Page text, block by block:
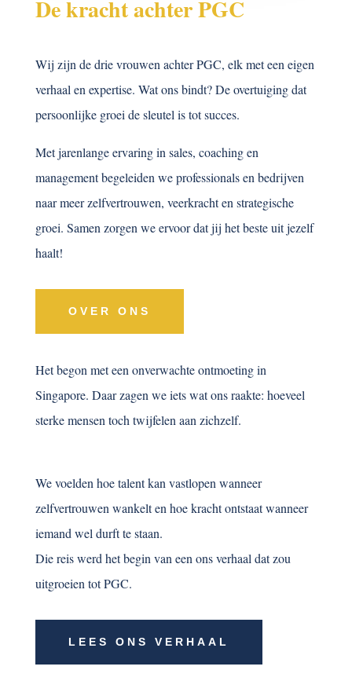
De kracht achter PGC
Wij zijn de drie vrouwen achter PGC, elk met een eigen
verhaal en expertise. Wat ons bindt? De overtuiging dat
persoonlijke groei de sleutel is tot succes.
Met jarenlange ervaring in sales, coaching en
management begeleiden we professionals en bedrijven
naar meer zelfvertrouwen, veerkracht en strategische
groei. Samen zorgen we ervoor dat jij het beste uit jezelf
haalt!
OVER ONS
Het begon met een onverwachte ontmoeting in
Singapore. Daar zagen we iets wat ons raakte: hoeveel
sterke mensen toch twijfelen aan zichzelf.
We voelden hoe talent kan vastlopen wanneer
zelfvertrouwen wankelt en hoe kracht ontstaat wanneer
iemand wel durft te staan.
Die reis werd het begin van een ons verhaal dat zou
uitgroeien tot PGC.
LEES ONS VERHAAL